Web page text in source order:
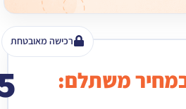
רכישה מאובטחת
משתלם: ₪ 15